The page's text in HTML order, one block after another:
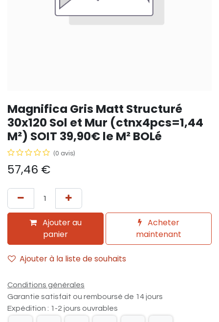
Magnifica Gris Matt Structuré
30x120 Sol et Mur (ctnx4pcs=1,44
M²) SOIT 39,90€ le M² BOLé
(0 avis)
57,46 €
Ajouter au
panier
Acheter
maintenant
Ajouter à la liste de souhaits
Conditions générales
Garantie satisfait ou remboursé de 14 jours
Expédition : 1-2 jours ouvrables